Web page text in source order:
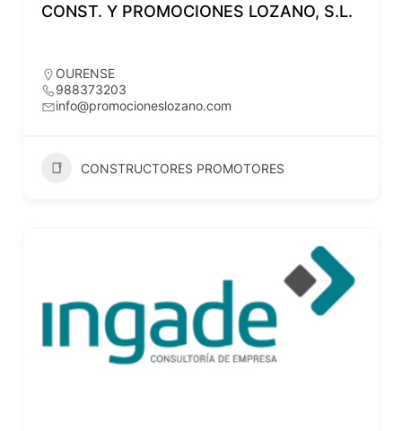
CONST. Y PROMOCIONES LOZANO, S.L.
OURENSE
988373203
info@promocioneslozano.com
CONSTRUCTORES PROMOTORES